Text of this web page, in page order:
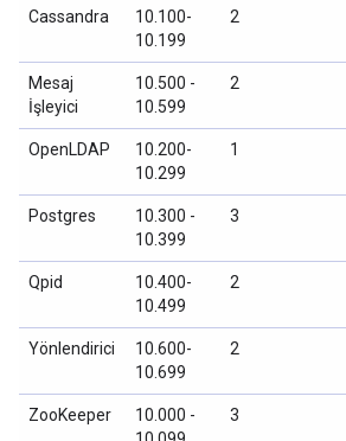
Cassandra
10.100-
10.199
2
Mesaj
İşleyici
10.500 -
10.599
2
OpenLDAP
10.200-
10.299
1
Postgres
10.300 -
10.399
3
Qpid
10.400-
10.499
2
Yönlendirici
10.600-
10.699
2
ZooKeeper
10.000 -
3